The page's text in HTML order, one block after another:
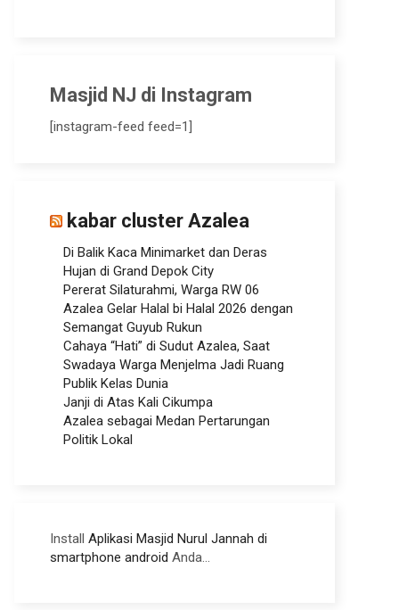
Masjid NJ di Instagram
[instagram-feed feed=1]
kabar cluster Azalea
Di Balik Kaca Minimarket dan Deras
Hujan di Grand Depok City
Pererat Silaturahmi, Warga RW 06
Azalea Gelar Halal bi Halal 2026 dengan
Semangat Guyub Rukun
Cahaya “Hati” di Sudut Azalea, Saat
Swadaya Warga Menjelma Jadi Ruang
Publik Kelas Dunia
Janji di Atas Kali Cikumpa
Azalea sebagai Medan Pertarungan
Politik Lokal
Install Aplikasi Masjid Nurul Jannah di
smartphone android Anda...